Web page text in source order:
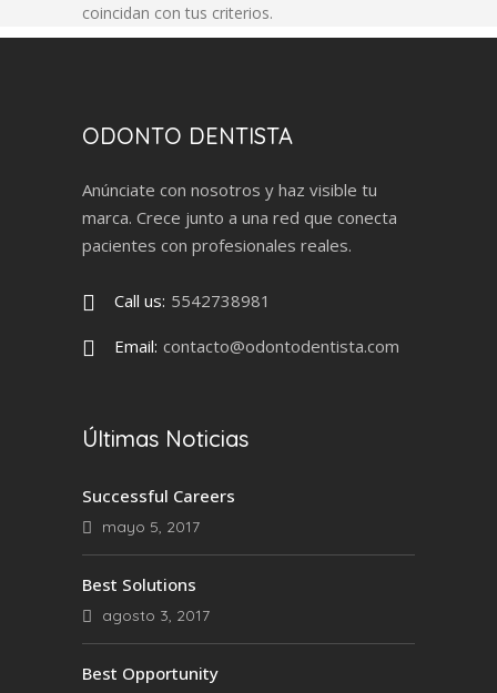
coincidan con tus criterios.
ODONTO DENTISTA
Anúnciate con nosotros y haz visible tu
marca. Crece junto a una red que conecta
pacientes con profesionales reales.
Call us: 5542738981
Email: contacto@odontodentista.com
Últimas Noticias
Successful Careers
mayo 5, 2017
Best Solutions
agosto 3, 2017
Best Opportunity